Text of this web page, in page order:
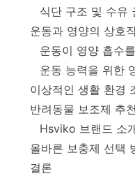
식단 구조 및 수유
운동과 영양의 상호
운동이 영양 흡수
운동 능력을 위한
이상적인 생활 환경
반려동물 보조제 추천
Hsviko 브랜드 소
올바른 보충제 선택
결론